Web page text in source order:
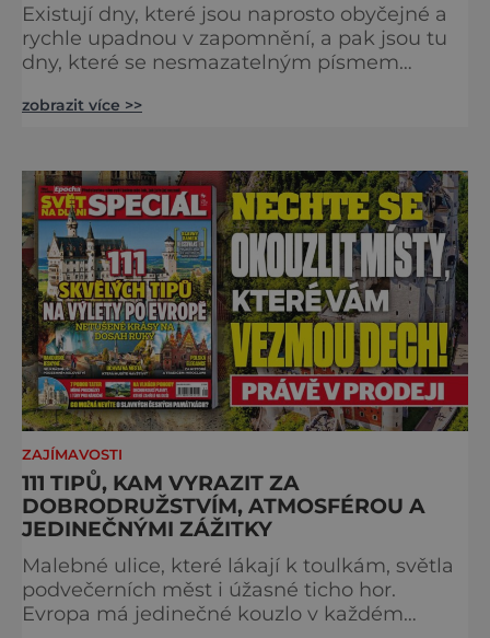
Existují dny, které jsou naprosto obyčejné a
rychle upadnou v zapomnění, a pak jsou tu
dny, které se nesmazatelným písmem
dojde k významnému objevu nebo děsivé
krážem. Je 10. dubna roku 49 př. n. l. a na
břehu říčky Rubikon pronáší Gaius Julius
Caesar svou slavnou vě
zobrazit více >>
ZAJÍMAVOSTI
111 TIPŮ, KAM VYRAZIT ZA
DOBRODRUŽSTVÍM, ATMOSFÉROU A
JEDINEČNÝMI ZÁŽITKY
Malebné ulice, které lákají k toulkám, světla
podvečerních měst i úžasné ticho hor.
Evropa má jedinečné kouzlo v každém